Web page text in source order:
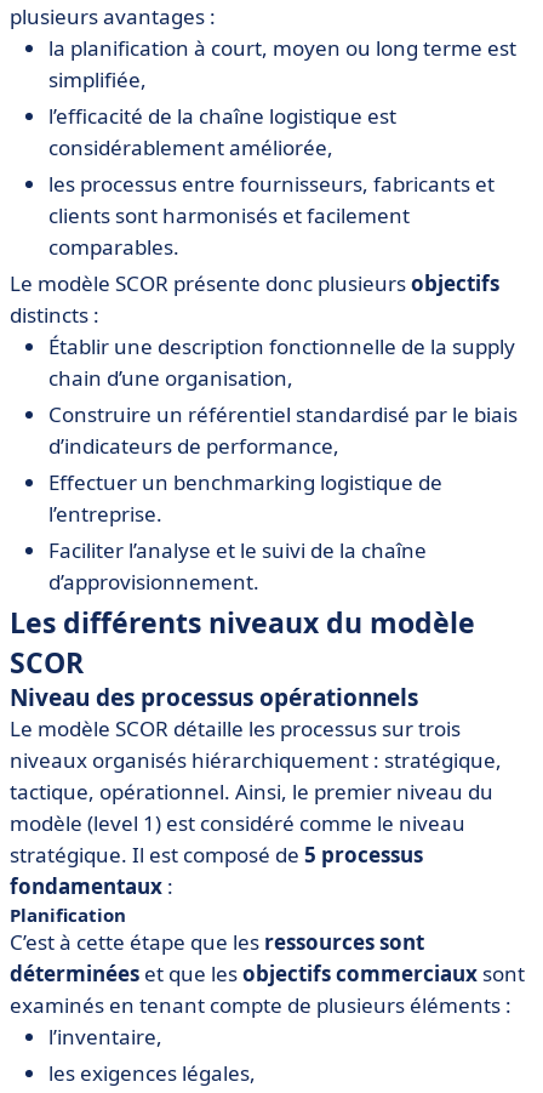
plusieurs avantages :
la planification à court, moyen ou long terme est
simplifiée,
l’efficacité de la chaîne logistique est
considérablement améliorée,
les processus entre fournisseurs, fabricants et
clients sont harmonisés et facilement
comparables.
Le modèle SCOR présente donc plusieursobjectifs
distincts :
Établir une description fonctionnelle de la supply
chain d’une organisation,
Construire un référentiel standardisé par le biais
d’indicateurs de performance,
Effectuer un benchmarking logistique de
l’entreprise.
Faciliter l’analyse et le suivi de la chaîne
d’approvisionnement.
Les différents niveaux du modèle
SCOR
Niveau des processus opérationnels
Le modèle SCOR détaille les processus sur trois
niveaux organisés hiérarchiquement : stratégique,
tactique, opérationnel. Ainsi, le premier niveau du
modèle (level 1) est considéré comme le niveau
stratégique. Il est composé de 5 processus
fondamentaux :
Planification
C’est à cette étape que les ressources sont
déterminées et que lesobjectifs commerciaux sont
examinés en tenant compte de plusieurs éléments :
l’inventaire,
les exigences légales,